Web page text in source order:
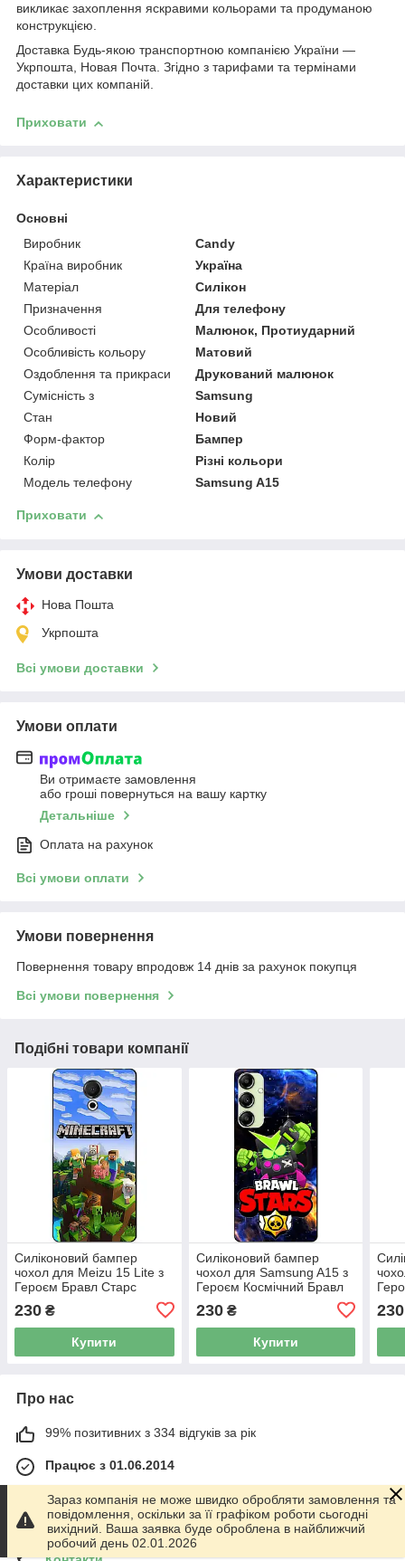
викликає захоплення яскравими кольорами та продуманою
конструкцією.
Доставка Будь-якою транспортною компанією України —
Укрпошта, Новая Почта. Згідно з тарифами та термінами
доставки цих компаній.
Приховати
Характеристики
Основні
Виробник
Candy
Країна виробник
Україна
Матеріал
Силікон
Призначення
Для телефону
Особливості
Малюнок, Протиударний
Особливість кольору
Матовий
Оздоблення та прикраси
Друкований малюнок
Сумісність з
Samsung
Стан
Новий
Форм-фактор
Бампер
Колір
Різні кольори
Модель телефону
Samsung A15
Приховати
Умови доставки
Нова Пошта
Укрпошта
Всі умови доставки
Умови оплати
Ви отримаєте замовлення
або гроші повернуться на вашу картку
Детальніше
Оплата на рахунок
Всі умови оплати
Умови повернення
Повернення товару впродовж 14 днів за рахунок покупця
Всі умови повернення
Подібні товари компанії
Силіконовий бампер
чохол для Meizu 15 Lite з
Героєм Бравл Старс
230 ₴
Купити
Силіконовий бампер
чохол для Samsung A15 з
Героєм Космічний Бравл
230₴
Купити
230
Про нас
99% позитивних з 334 відгуків за рік
Працює з 01.06.2014
м. Харків
График работы 10.00-17.00. Суббота - Воскресенье
выходной!, Харків, Україна
Зараз компанія не може швидко обробляти замовлення та
повідомлення, оскільки за її графіком роботи сьогодні
вихідний. Ваша заявка буде оброблена в найближчий
робочий день 02.01.2026